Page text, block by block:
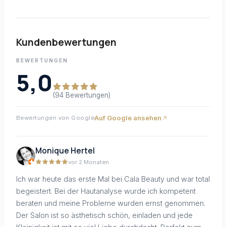
Kundenbewertungen
BEWERTUNGEN
5,0 (94 Bewertungen)
Bewertungen von GoogleAuf Google ansehen
Monique Hertel
vor 2 Monaten
Ich war heute das erste Mal bei Cala Beauty und war total
begeistert. Bei der Hautanalyse wurde ich kompetent
beraten und meine Probleme wurden ernst genommen.
Der Salon ist so ästhetisch schön, einladen und jede